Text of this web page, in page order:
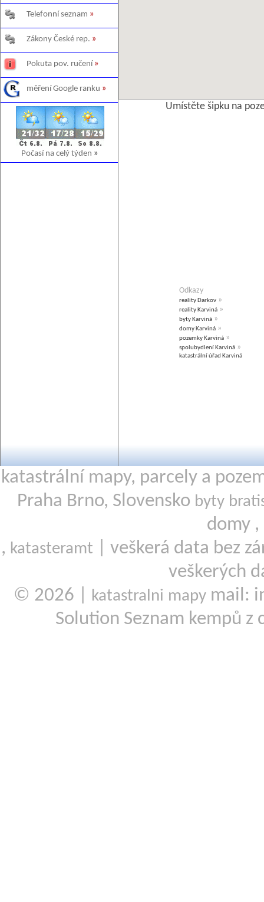
Telefonní seznam »
Zákony České rep. »
Pokuta pov. ručení »
měření Google ranku »
Počasí na celý týden »
Umístěte šipku na
Odkazy
reality Darkov »
reality Karviná »
byty Karviná »
domy Karviná »
pozemky Karviná »
spolubydlení Karviná »
katastrální úřad Karviná
katastrální mapy, parcely a
Praha Brno, Slovensko byty
domy ,
, katasteramt
| veškerá data bez
veškerých
© 2026 |
katastralni mapy mail:
Solution Seznam kempů z